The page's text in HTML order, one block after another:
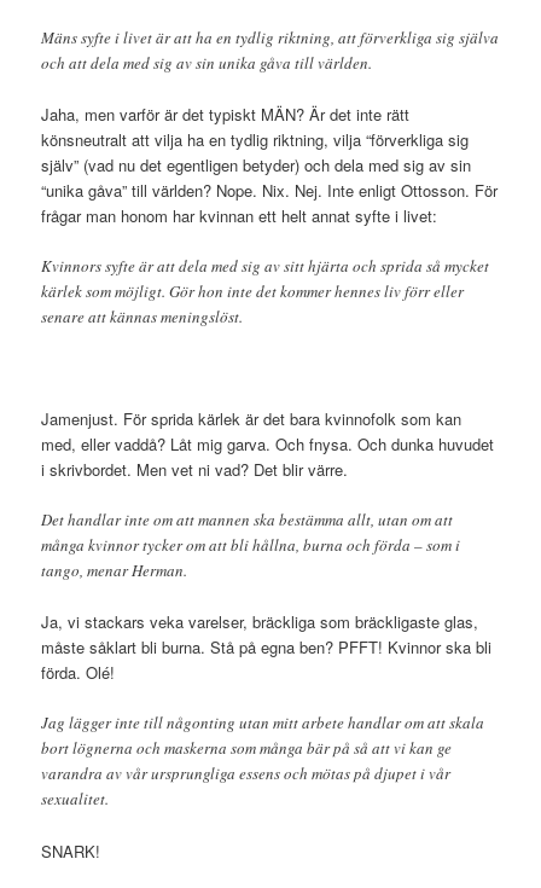
Mäns syfte i livet är att ha en tydlig riktning, att förverkliga sig själva
och att dela med sig av sin unika gåva till världen.
Jaha, men varför är det typiskt MÄN? Är det inte rätt
könsneutralt att vilja ha en tydlig riktning, vilja “förverkliga sig
själv” (vad nu det egentligen betyder) och dela med sig av sin
“unika gåva” till världen? Nope. Nix. Nej. Inte enligt Ottosson. För
frågar man honom har kvinnan ett helt annat syfte i livet:
Kvinnors syfte är att dela med sig av sitt hjärta och sprida så mycket
kärlek som möjligt. Gör hon inte det kommer hennes liv förr eller
senare att kännas meningslöst.
Jamenjust. För sprida kärlek är det bara kvinnofolk som kan
med, eller vaddå? Låt mig garva. Och fnysa. Och dunka huvudet
i skrivbordet. Men vet ni vad? Det blir värre.
Det handlar inte om att mannen ska bestämma allt, utan om att
många kvinnor tycker om att bli hållna, burna och förda – som i
tango, menar Herman.
Ja, vi stackars veka varelser, bräckliga som bräckligaste glas,
måste såklart bli burna. Stå på egna ben? PFFT! Kvinnor ska bli
förda. Olé!
Jag lägger inte till någonting utan mitt arbete handlar om att skala
bort lögnerna och maskerna som många bär på så att vi kan ge
varandra av vår ursprungliga essens och mötas på djupet i vår
sexualitet.
SNARK!